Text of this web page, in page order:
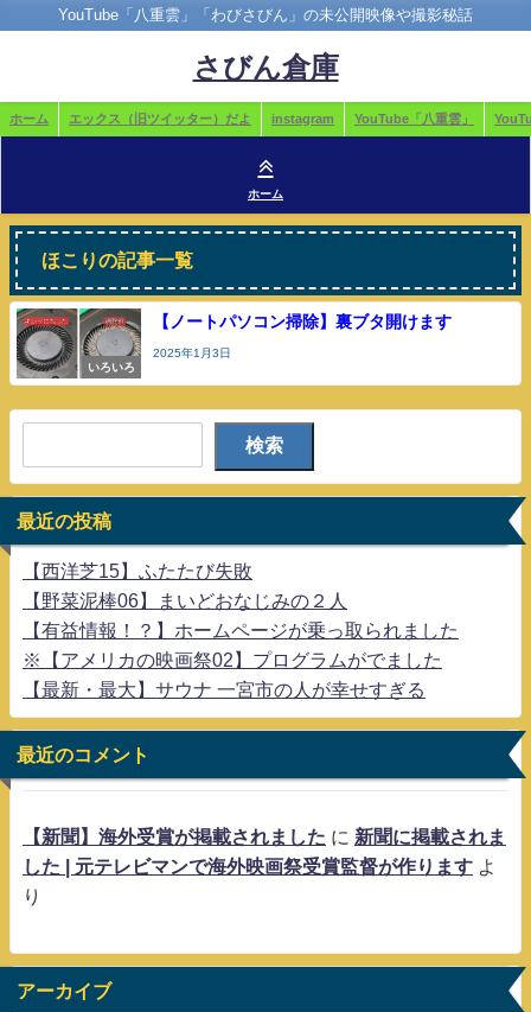
YouTube「八重雲」「わびさびん」の未公開映像や撮影秘話
さびん倉庫
ホーム エックス（旧ツイッター）だよ instagram YouTube「八重雲」
ホーム
ほこりの記事一覧
いろいろ
【ノートパソコン掃除】裏ブタ開けます
2025年1月3日
検索
最近の投稿
【西洋芝15】ふたたび失敗
【野菜泥棒06】まいどおなじみの２人
【有益情報！？】ホームページが乗っ取られました
※【アメリカの映画祭02】プログラムがでました
【最新・最大】サウナ 一宮市の人が幸せすぎる
最近のコメント
【新聞】海外受賞が掲載されました に 新聞に掲載されま
した | 元テレビマンで海外映画祭受賞監督が作ります よ
り
アーカイブ